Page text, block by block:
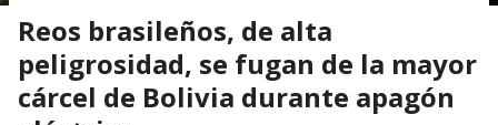
Reos brasileños, de alta
peligrosidad, se fugan de la mayor
cárcel de Bolivia durante apagón